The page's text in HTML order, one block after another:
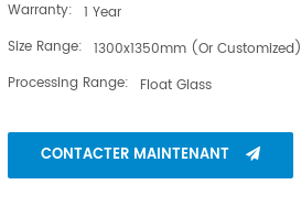
Warranty: 1 Year
Size Range: 1300x1350mm (or Customized)
Processing Range:
Float Glass
CONTACTER MAINTENANT